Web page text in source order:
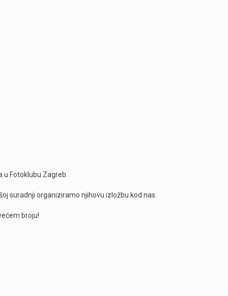
u Fotoklubu Zagreb.
suradnji organiziramo njihovu izložbu kod nas.
broju!